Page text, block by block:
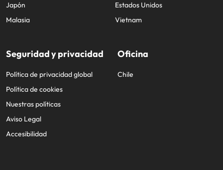
Japón
Malasia
Estados Unidos
Vietnam
Seguridad y privacidad
Política de privacidad global
Política de cookies
Nuestras políticas
Aviso Legal
Accesibilidad
Oficina
Chile